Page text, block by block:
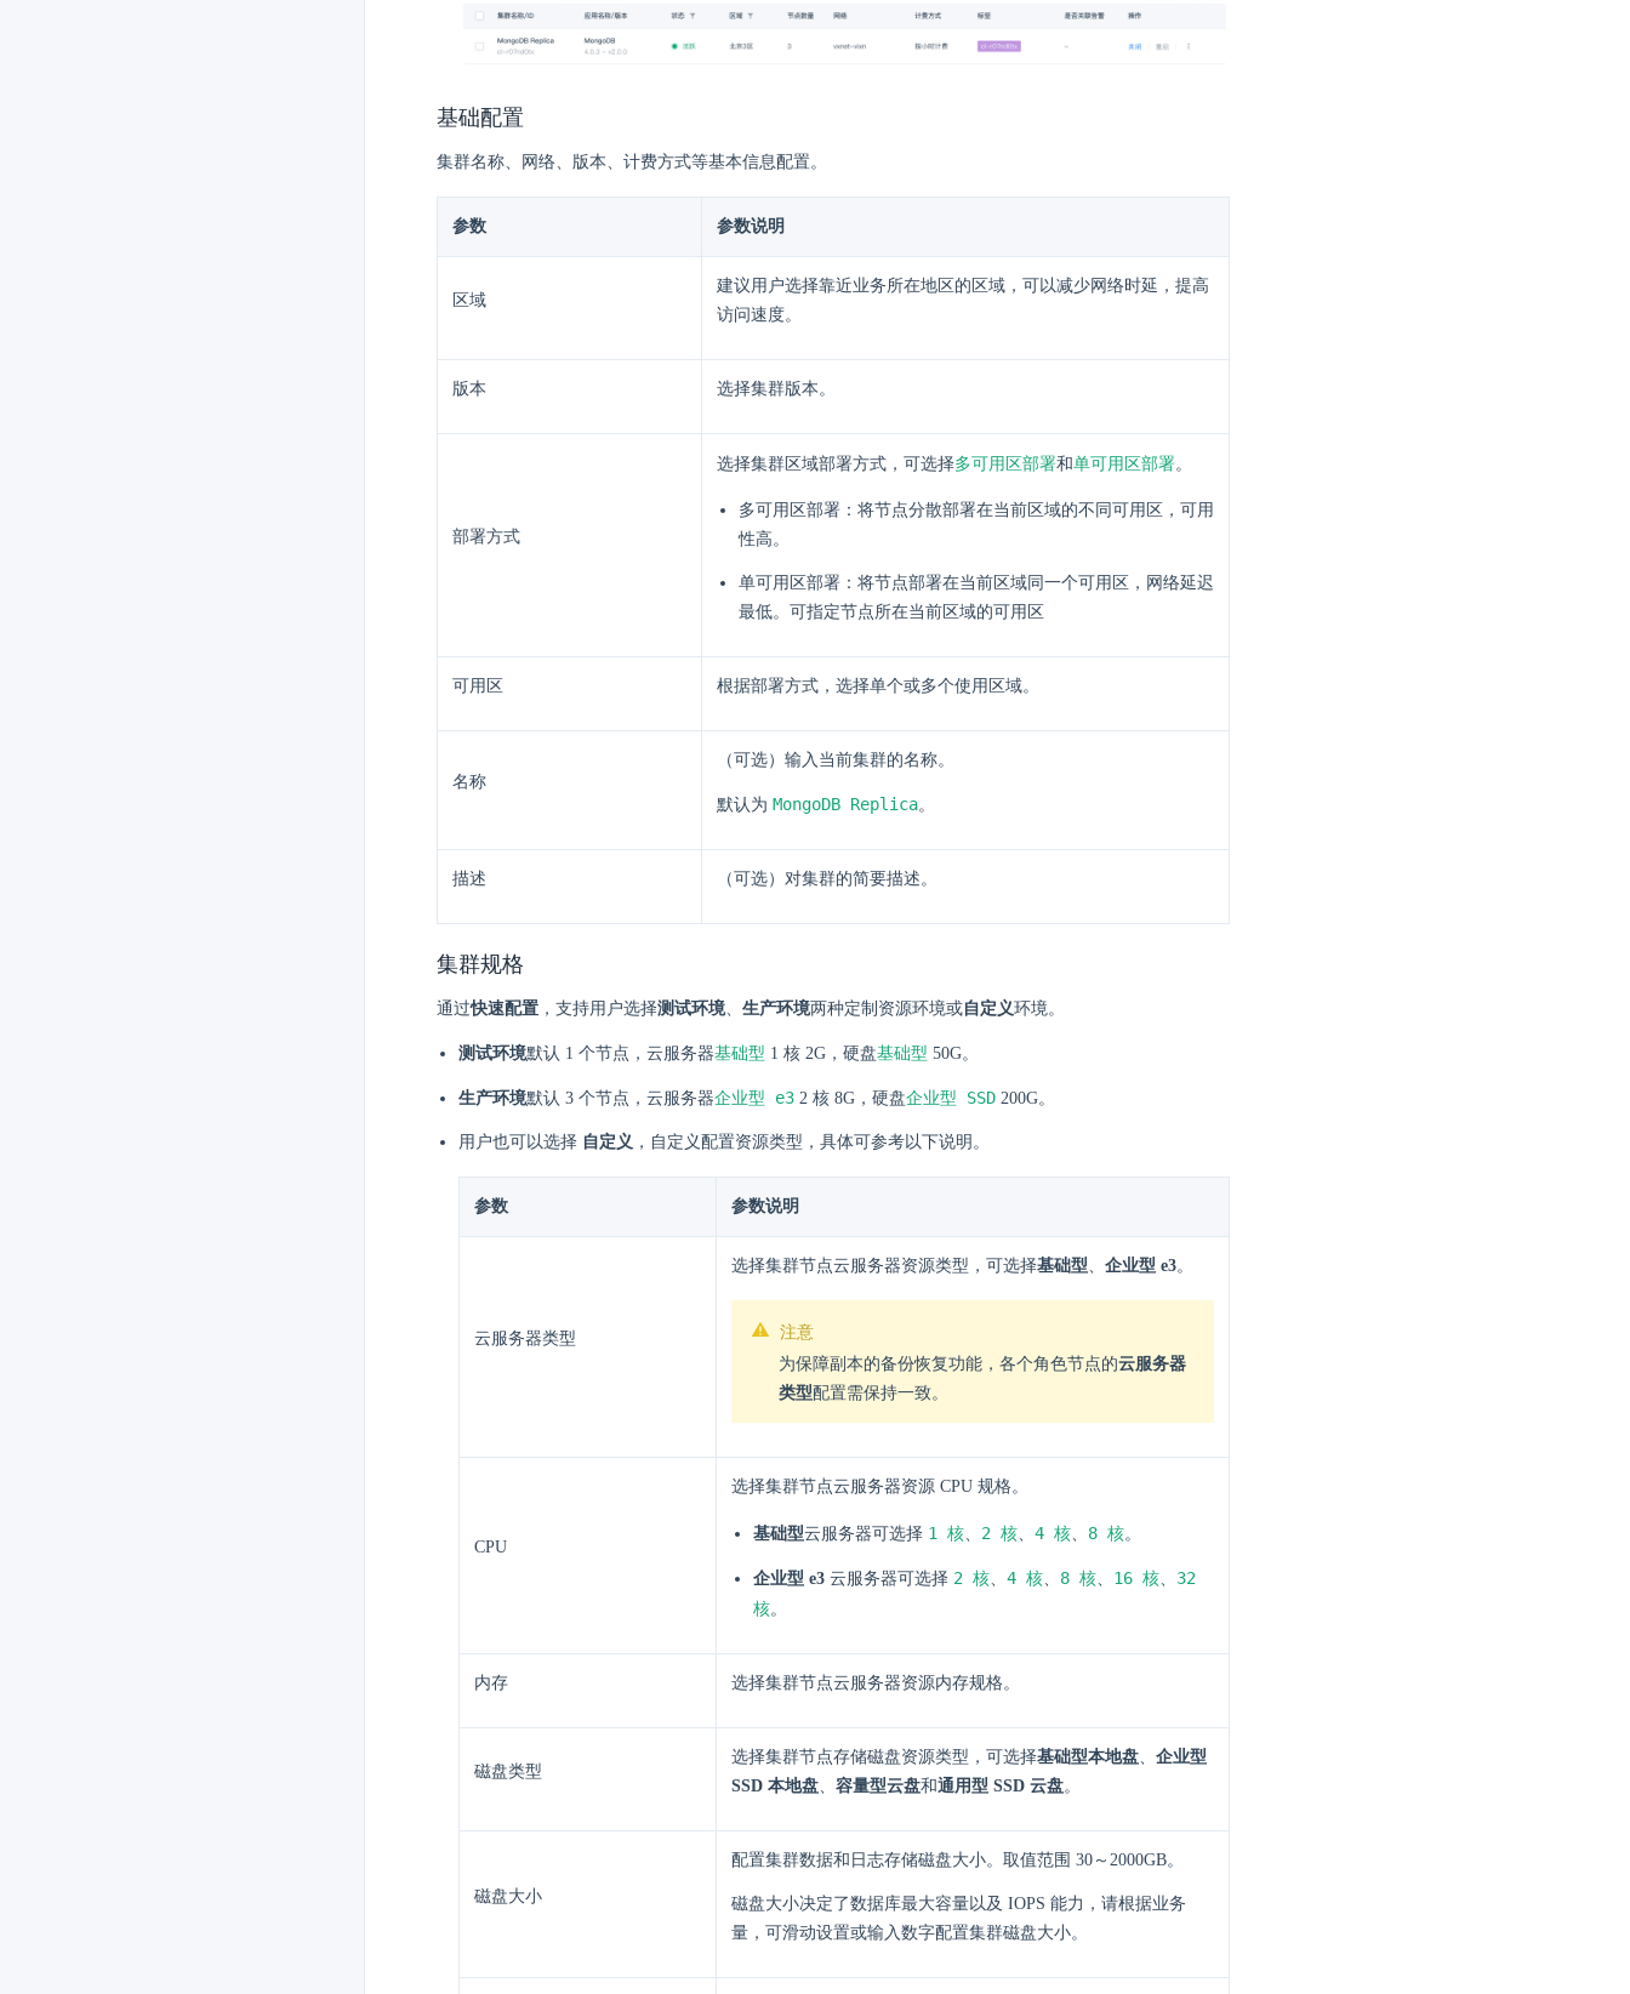
基础配置
集群名称、网络、版本、计费方式等基本信息配置。
参数 参数说明
区域
建议用户选择靠近业务所在地区的区域，可以减少网络时延，提高
访问速度。
版本 选择集群版本。
部署方式
选择集群区域部署方式，可选择多可用区部署和单可用区部署。
多可用区部署：将节点分散部署在当前区域的不同可用区，可用
性高。
单可用区部署：将节点部署在当前区域同一个可用区，网络延迟
最低。可指定节点所在当前区域的可用区
可用区 根据部署方式，选择单个或多个使用区域。
名称
（可选）输入当前集群的名称。
默认为 MongoDB Replica。
描述 （可选）对集群的简要描述。
集群规格
通过快速配置 ，支持用户选择测试环境 生产环境两种定制资源环境或自定义环境。
测试环境默认 1 个节点，云服务器基础型 1 核 2G，硬盘基础型 50G。
生产环境默认 3 个节点，云服务器企业型 e3 2 核 8G，硬盘企业型 SSD 200G。
用户也可以选择 自定义 ，自定义配置资源类型，具体可参考以下说明。
参数 参数说明
云服务器类型
选择集群节点云服务器资源类型，可选择基础型 企业型 e3。
注意
为保障副本的备份恢复功能，各个角色节点的云服务器
类型配置需保持一致。
CPU
选择集群节点云服务器资源 CPU 规格。
基础型云服务器可选择 1 核 2 核 4 核 8 核。
企业型 e3 云服务器可选择 2 核 4 核 8 核 16 核
32
核。
内存 选择集群节点云服务器资源内存规格。
磁盘类型
选择集群节点存储磁盘资源类型，可选择基础型本地盘
企业型
SSD 本地盘
容量型云盘和通用型 SSD 云盘。
磁盘大小
配置集群数据和日志存储磁盘大小。取值范围 30～2000GB。
磁盘大小决定了数据库最大容量以及 IOPS 能力，请根据业务
量，可滑动设置或输入数字配置集群磁盘大小。